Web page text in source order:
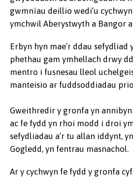
gwmnïau deillio wedi’u
ymchwil Aberystwyth a Bangor
Erbyn hyn mae’r ddau sefydliad
phethau gam ymhellach drwy
mentro i fusnesau lleol
manteisio ar fuddsoddiadau
Gweithredir y gronfa yn
ac fe fydd yn rhoi modd i droi
sefydliadau a’r tu allan iddynt,
Gogledd, yn fentrau masnachol.
Ar y cychwyn fe fydd y gronfa